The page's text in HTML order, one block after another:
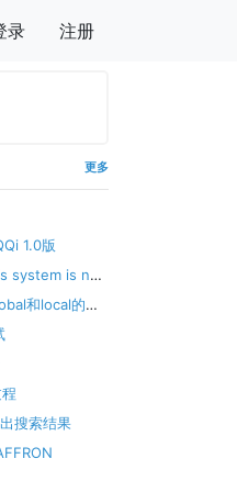
录 注册
更多
1.0版
system is not
和local的区
搜索结果